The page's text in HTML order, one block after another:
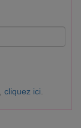
cliquez ici